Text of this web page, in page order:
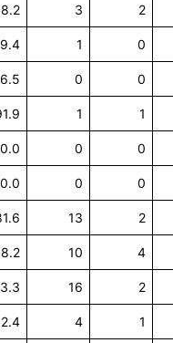
3 2
1 0
0 0
1 1
0 0
0 0
13 2
10 4
16 2
4 1